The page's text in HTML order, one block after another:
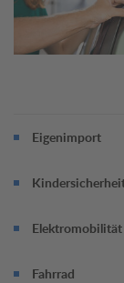
Eigenimport
Elektromobilität
Fahrrad